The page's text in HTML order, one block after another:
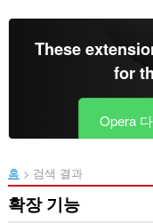
건
These
for
Opera
홈 검색 결과
확장 기능